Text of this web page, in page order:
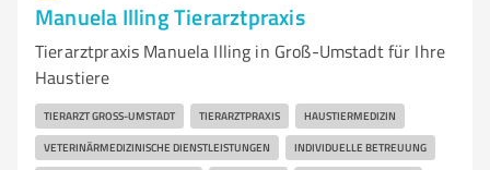
Manuela Illing Tierarztpraxis
Tierarztpraxis Manuela Illing in Groß-Umstadt für Ihre
Haustiere
TIERARZT GROSS-UMSTADT TIERARZTPRAXIS HAUSTIERMEDIZIN
VETERINÄRMEDIZINISCHE DIENSTLEISTUNGEN INDIVIDUELLE BETREUUNG